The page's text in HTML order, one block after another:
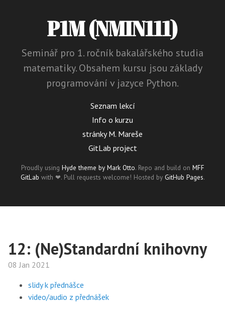
P1M (NMIN111)
Seminář pro 1. ročník bakalářského studia
matematiky. Obsahem kursu jsou základy
programování v jazyce Python.
Seznam lekcí
Info o kurzu
stránky M. Mareše
GitLab project
Proudly using Hyde theme by Mark Otto. Repo and build on MFF
GitLab with ❤︎. Pull requests welcome! Hosted by GitHub Pages.
12: (Ne)Standardní knihovny
08 Jan 2021
slidy k přednášce
video/audio z přednášek